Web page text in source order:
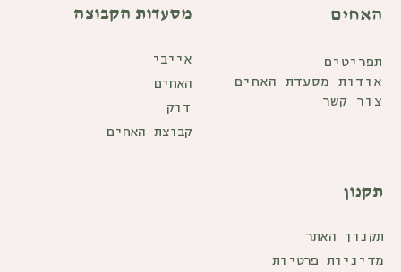
האחים
תפריטים
אודות מסעדת האחים
צור קשר
תקנון
תקנון האתר
מדיניות פרטיות
מסעדות הקבוצה
קבוצת האחים